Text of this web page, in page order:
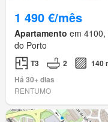
1 490 €/mês
Apartamento em 4100,
do Porto
T3 2
140
Há 30+ dias
RENTUMO